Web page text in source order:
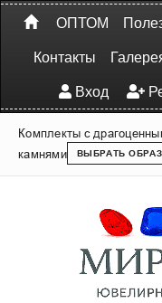
ОПТОМ
Контакты
Вход
Комплекты с
камнями
ВЫБРАТЬ ОБРАЗ